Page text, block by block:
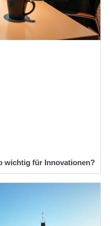
wichtig für Innovationen?